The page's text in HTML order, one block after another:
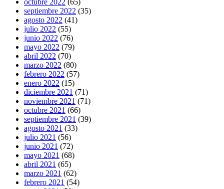
septiembre 2022 (35)
agosto 2022 (41)
julio 2022 (55)
junio 2022 (76)
mayo 2022 (79)
abril 2022 (70)
marzo 2022 (80)
febrero 2022 (57)
enero 2022 (15)
diciembre 2021 (71)
noviembre 2021 (71)
octubre 2021 (66)
septiembre 2021 (39)
agosto 2021 (33)
julio 2021 (56)
junio 2021 (72)
mayo 2021 (68)
abril 2021 (65)
marzo 2021 (62)
febrero 2021 (54)